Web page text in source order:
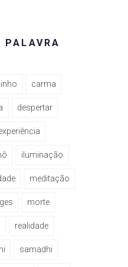
PALAVRA
carma
despertar
iluminação
meditação
morte
realidade
samadhi